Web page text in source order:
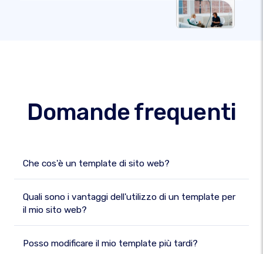
Domande frequenti
Che cos'è un template di sito web?
Quali sono i vantaggi dell'utilizzo di un template per
il mio sito web?
Posso modificare il mio template più tardi?